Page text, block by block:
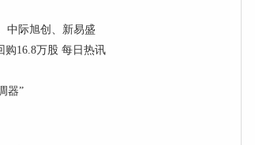
中际旭创、新易盛
购16.8万股 每日热讯
器”